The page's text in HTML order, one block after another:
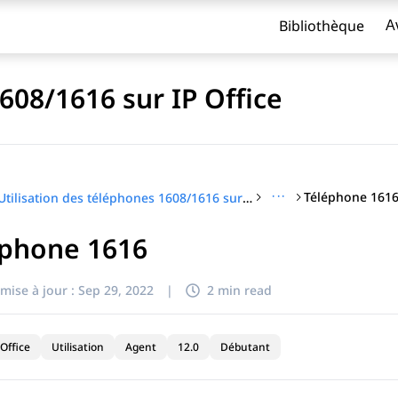
Bibliothèque
1616 sur IP Office
Utilisation des téléphones 1608/1616 sur IP Office ··· Téléphone 1616
1616
à jour : Sep 29, 2022 | 2 min read
Utilisation Agent 12.0 Débutant